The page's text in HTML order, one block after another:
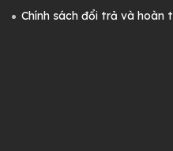
Chính sách đổi trả và hoàn